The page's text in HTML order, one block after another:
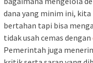
dana yang minim ini,
bertahan tapi bisa
tidak usah cemas dengan
Pemerintah juga